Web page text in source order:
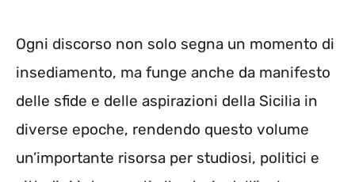
Ogni discorso non solo segna un momento di
insediamento, ma funge anche da manifesto
delle sfide e delle aspirazioni della Sicilia in
diverse epoche, rendendo questo volume
un’importante risorsa per studiosi, politici e